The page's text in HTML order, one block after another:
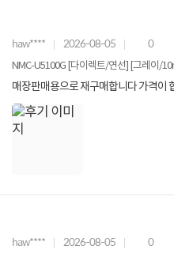
haw**** 2026-08-05 0
NMC-U5100G [다이렉트/연선] [그레이/
매장판매용으로 재구매합니다 가격이
haw**** 2026-08-05 0